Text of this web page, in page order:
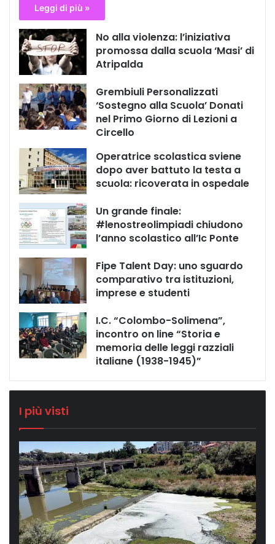
Leggi di più »
No alla violenza: l’iniziativa
promossa dalla scuola ‘Masi’ di
Atripalda
Grembiuli Personalizzati
‘Sostegno alla Scuola’ Donati
nel Primo Giorno di Lezioni a
Circello
Operatrice scolastica sviene
dopo aver battuto la testa a
scuola: ricoverata in ospedale
Un grande finale:
#lenostreolimpiadi chiudono
l’anno scolastico all’Ic Ponte
Fipe Talent Day: uno sguardo
comparativo tra istituzioni,
imprese e studenti
I.C. “Colombo-Solimena”,
incontro on line “Storia e
memoria delle leggi razziali
italiane (1938-1945)”
I più visti